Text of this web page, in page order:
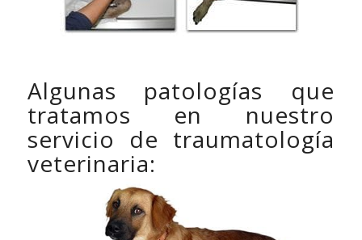
Algunas patologías que
tratamos en nuestro
servicio de traumatología
veterinaria: